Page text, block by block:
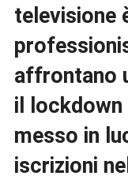
televisione
affrontano
il
messo in
iscrizioni